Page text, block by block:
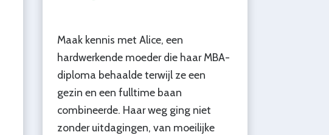
Maak kennis met Alice, een
hardwerkende moeder die haar MBA-
diploma behaalde terwijl ze een
gezin en een fulltime baan
combineerde. Haar weg ging niet
zonder uitdagingen, van moeilijke